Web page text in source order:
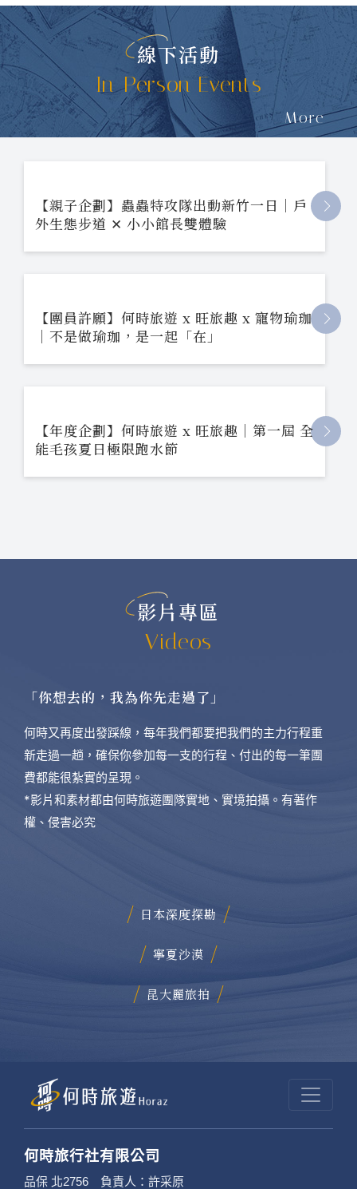
線下活動
In-Person Events
More
【親子企劃】蟲蟲特攻隊出動新竹一日｜戶
外生態步道 ✕ 小小館長雙體驗
【團員許願】何時旅遊 x 旺旅趣 x 寵物瑜珈
｜不是做瑜珈，是一起「在」
【年度企劃】何時旅遊 x 旺旅趣｜第一屆 全
能毛孩夏日極限跑水節
影片專區
Videos
「你想去的，我為你先走過了」
何時又再度出發踩線，每年我們都要把我們的主力行程重
新走過一趟，確保你參加每一支的行程、付出的每一筆團
費都能很紮實的呈現。
*影片和素材都由何時旅遊團隊實地、實境拍攝。有著作
權、侵害必究
日本深度探勘
寧夏沙漠
昆大麗旅拍
何時旅行社有限公司
品保 北2756 負責人：許采原